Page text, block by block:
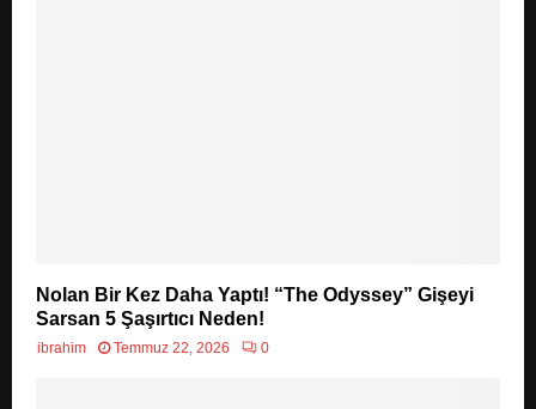
Nolan Bir Kez Daha Yaptı! “The Odyssey” Gişeyi
Sarsan 5 Şaşırtıcı Neden!
ibrahim Temmuz 22, 2026 0